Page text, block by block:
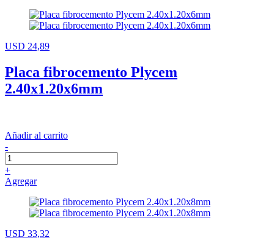
USD 24,89
Placa fibrocemento Plycem
2.40x1.20x6mm
Añadir al carrito
-
+
Agregar
USD 33,32